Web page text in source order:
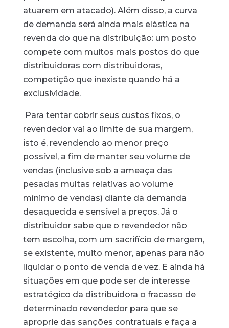
atuarem em atacado). Além disso, a curva
de demanda será ainda mais elástica na
revenda do que na distribuição: um posto
compete com muitos mais postos do que
distribuidoras com distribuidoras,
competição que inexiste quando há a
exclusividade.
Para tentar cobrir seus custos fixos, o
revendedor vai ao limite de sua margem,
isto é, revendendo ao menor preço
possível, a fim de manter seu volume de
vendas (inclusive sob a ameaça das
pesadas multas relativas ao volume
mínimo de vendas) diante da demanda
desaquecida e sensível a preços. Já o
distribuidor sabe que o revendedor não
tem escolha, com um sacrifício de margem,
se existente, muito menor, apenas para não
liquidar o ponto de venda de vez. E ainda há
situações em que pode ser de interesse
estratégico da distribuidora o fracasso de
determinado revendedor para que se
aproprie das sanções contratuais e faça a